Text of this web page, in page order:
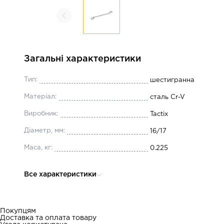
Загальні характеристики
Тип: шестигранна
Матеріал: сталь Cr-V
Виробник: Tactix
Діаметр, мм: 16/17
Маса, кг: 0.225
Все характеристики
Покупцям
Доставка та оплата товару